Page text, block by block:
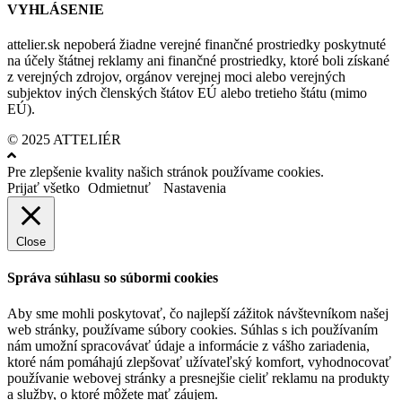
VYHLÁSENIE
attelier.sk nepoberá žiadne verejné finančné prostriedky poskytnuté
na účely štátnej reklamy ani finančné prostriedky, ktoré boli získané
z verejných zdrojov, orgánov verejnej moci alebo verejných
subjektov iných členských štátov EÚ alebo tretieho štátu (mimo
EÚ).
© 2025 ATTELIÉR
Pre zlepšenie kvality našich stránok používame cookies.
Prijať všetko Odmietnuť Nastavenia
Close
Správa súhlasu so súbormi cookies
Aby sme mohli poskytovať, čo najlepší zážitok návštevníkom našej
web stránky, používame súbory cookies. Súhlas s ich používaním
nám umožní spracovávať údaje a informácie z vášho zariadenia,
ktoré nám pomáhajú zlepšovať užívateľský komfort, vyhodnocovať
používanie webovej stránky a presnejšie cieliť reklamu na produkty
a služby, o ktoré môžete mať záujem.